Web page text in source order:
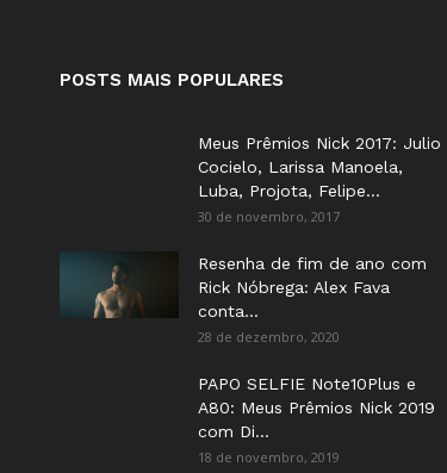
POSTS MAIS POPULARES
Meus Prêmios Nick 2017: Julio
Cocielo, Larissa Manoela,
Luba, Projota, Felipe...
30 de novembro, 2017
Resenha de fim de ano com
Rick Nóbrega: Alex Fava
conta...
28 de dezembro, 2020
PAPO SELFIE Note10Plus e
A80: Meus Prêmios Nick 2019
com Di...
18 de novembro, 2019